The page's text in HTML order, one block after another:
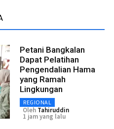
Petani Bangkalan
Dapat Pelatihan
Pengendalian Hama
yang Ramah
Lingkungan
REGIONAL
Oleh Tahiruddin
1 jam yang lalu